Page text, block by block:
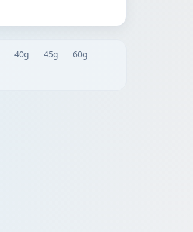
40g 45g
60g